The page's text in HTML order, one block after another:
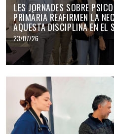
LES JORNADES SOBRE
PRIMÀRIA REAFIRMEN LA
AQUESTA DISCIPLINA EN EL
23/07/26